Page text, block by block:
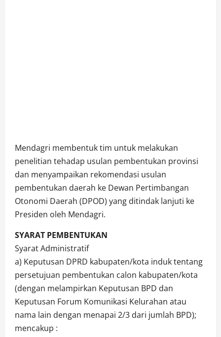
Mendagri membentuk tim untuk melakukan
penelitian tehadap usulan pembentukan provinsi
dan menyampaikan rekomendasi usulan
pembentukan daerah ke Dewan Pertimbangan
Otonomi Daerah (DPOD) yang ditindak lanjuti ke
Presiden oleh Mendagri.
SYARAT PEMBENTUKAN
Syarat Administratif
a) Keputusan DPRD kabupaten/kota induk tentang
persetujuan pembentukan calon kabupaten/kota
(dengan melampirkan Keputusan BPD dan
Keputusan Forum Komunikasi Kelurahan atau
nama lain dengan menapai 2/3 dari jumlah BPD);
mencakup :